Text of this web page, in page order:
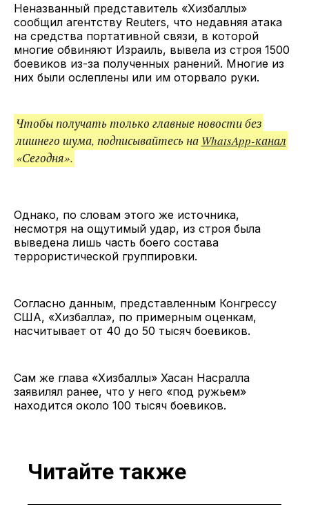
Неназванный представитель «Хизбаллы»
сообщил агентству Reuters, что недавняя атака
на средства портативной связи, в которой
многие обвиняют Израиль, вывела из строя 1500
боевиков из-за полученных ранений. Многие из
них были ослеплены или им оторвало руки.
Чтобы получать только главные новости без
лишнего шума, подписывайтесь на WhatsApp-канал
«Сегодня».
Однако, по словам этого же источника,
несмотря на ощутимый удар, из строя была
выведена лишь часть боего состава
террористической группировки.
Согласно данным, представленным Конгрессу
США, «Хизбалла», по примерным оценкам,
насчитывает от 40 до 50 тысяч боевиков.
Сам же глава «Хизбаллы» Хасан Насралла
заявилял ранее, что у него «под ружьем»
находится около 100 тысяч боевиков.
Читайте также